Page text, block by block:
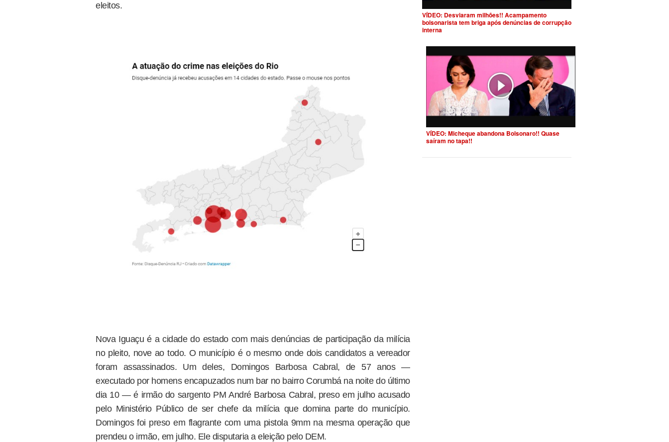
eleitos.
Nova Iguaçu é a cidade do estado com mais denúncias de participação da milícia
no pleito, nove ao todo. O município é o mesmo onde dois candidatos a vereador
foram assassinados. Um deles, Domingos Barbosa Cabral, de 57 anos —
executado por homens encapuzados num bar no bairro Corumbá na noite do último
dia 10 — é irmão do sargento PM André Barbosa Cabral, preso em julho acusado
pelo Ministério Público de ser chefe da milícia que domina parte do município.
Domingos foi preso em flagrante com uma pistola 9mm na mesma operação que
prendeu o irmão, em julho. Ele disputaria a eleição pelo DEM.
VÍDEO: Desviaram milhões!! Acampamento
bolsonarista tem briga após denúncias de corrupção
interna
VÍDEO: Micheque abandona Bolsonaro!! Quase
saíram no tapa!!